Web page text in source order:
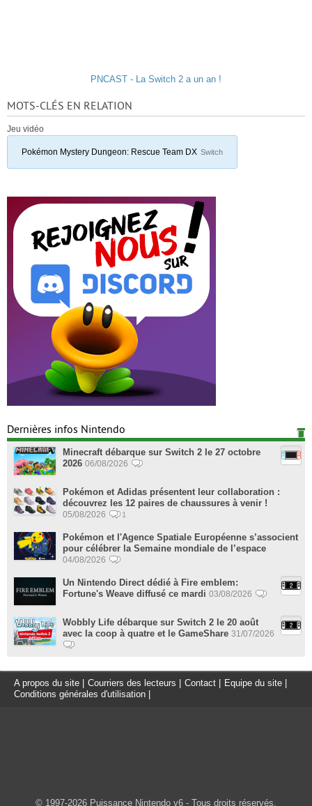
PNCAST - La Switch 2 a un an !
MOTS-CLÉS EN RELATION
Jeu vidéo
Pokémon Mystery Dungeon: Rescue Team DX Switch
Dernières infos Nintendo
Minecraft débarque sur Switch 2 le 27 octobre
2026 06/08/2026
Pokémon et Adidas présentent leur collaboration :
découvrez les 12 paires de chaussures à venir !
05/08/2026 1
Pokémon et l'Agence Spatiale Européenne s’associent
pour célébrer la Semaine mondiale de l’espace
04/08/2026
Un Nintendo Direct dédié à Fire emblem:
Fortune's Weave diffusé ce mardi 03/08/2026
Wobbly Life débarque sur Switch 2 le 20 août
avec la coop à quatre et le GameShare 31/07/2026
A propos du site Courriers des lecteurs Contact Equipe du site
Conditions générales d'utilisation
© 1997-2026 Puissance Nintendo v6 - Tous droits réservés.